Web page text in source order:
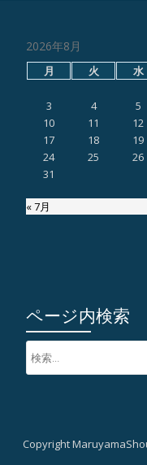
2026年8月
月 火 水
3
4 5
10
11 12
17
18 19
24
25 26
31
« 7月
ページ内検索
Copyright